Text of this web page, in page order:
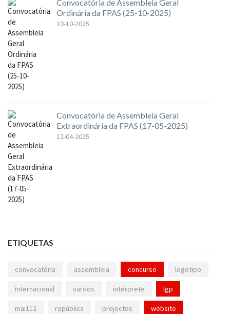
Convocatória de Assembleia Geral
Ordinária da FPAS (25-10-2025)
10-10-2025
Convocatória de Assembleia Geral
Extraordinária da FPAS (17-05-2025)
12-04-2025
ETIQUETAS
convocatória assembleia concurso logotipo
internacional surdos intérprete lgp
mai112 república projectos website